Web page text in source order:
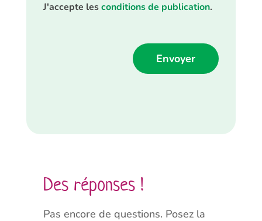
J'accepte lesconditions de publication.
Des réponses !
Pas encore de questions. Posez la